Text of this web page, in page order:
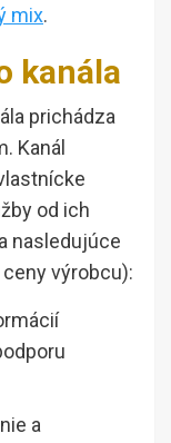
mix.
kanála
prichádza
Kanál
od ich
nasledujúce
výrobcu):
a